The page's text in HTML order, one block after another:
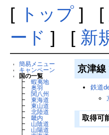
[ トップ] [
ード ] [ 新
簡易メニュー
キャンペーン
国の一覧
┣蝦夷地
┣奥羽
┣ 関八州
┣東海道
┣東山道
┣北陸道
┣畿内
┣ 山陰道
┣ 山陽道
京津線
鉄道
取得可